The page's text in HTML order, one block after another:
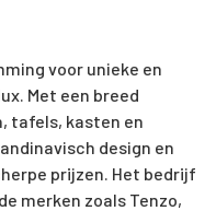
voor unieke en
Met een breed
tafels, kasten en
design en
prijzen. Het bedrijf
merken zoals Tenzo,